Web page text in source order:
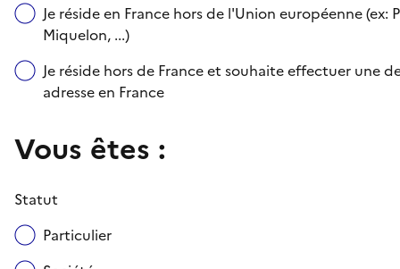
Je réside en France hors de l'Union européenne
Miquelon, ...)
Je réside hors de France et souhaite effectuer une
adresse en France
Vous êtes :
Statut
Particulier